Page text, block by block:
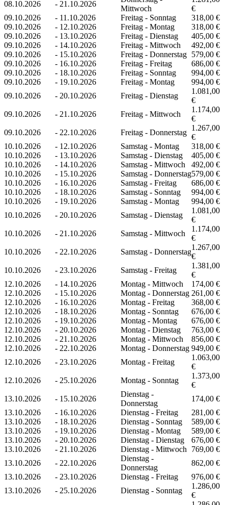
08.10.2026
- 21.10.2026
Mittwoch
€
09.10.2026
- 11.10.2026 Freitag - Sonntag
318,00 €
09.10.2026
- 12.10.2026 Freitag - Montag
318,00 €
09.10.2026
- 13.10.2026 Freitag - Dienstag
405,00 €
09.10.2026
- 14.10.2026 Freitag - Mittwoch
492,00 €
09.10.2026
- 15.10.2026 Freitag - Donnerstag 579,00 €
09.10.2026
- 16.10.2026 Freitag - Freitag
686,00 €
09.10.2026
- 18.10.2026 Freitag - Sonntag
994,00 €
09.10.2026
- 19.10.2026 Freitag - Montag
994,00 €
09.10.2026
- 20.10.2026 Freitag - Dienstag
1.081,00
€
09.10.2026
- 21.10.2026 Freitag - Mittwoch
1.174,00
€
09.10.2026
- 22.10.2026 Freitag - Donnerstag
1.267,00
€
10.10.2026
- 12.10.2026 Samstag - Montag
318,00 €
10.10.2026
- 13.10.2026 Samstag - Dienstag
405,00 €
10.10.2026
- 14.10.2026 Samstag - Mittwoch
492,00 €
10.10.2026
- 15.10.2026 Samstag - Donnerstag579,00 €
10.10.2026
- 16.10.2026 Samstag - Freitag
686,00 €
10.10.2026
- 18.10.2026 Samstag - Sonntag
994,00 €
10.10.2026
- 19.10.2026 Samstag - Montag
994,00 €
10.10.2026
- 20.10.2026 Samstag - Dienstag
1.081,00
€
10.10.2026
- 21.10.2026 Samstag - Mittwoch
1.174,00
€
10.10.2026
- 22.10.2026 Samstag - Donnerstag
1.267,00
€
10.10.2026
- 23.10.2026 Samstag - Freitag
1.381,00
€
12.10.2026
- 14.10.2026 Montag - Mittwoch
174,00 €
12.10.2026
- 15.10.2026 Montag - Donnerstag 261,00 €
12.10.2026
- 16.10.2026 Montag - Freitag
368,00 €
12.10.2026
- 18.10.2026 Montag - Sonntag
676,00 €
12.10.2026
- 19.10.2026 Montag - Montag
676,00 €
12.10.2026
- 20.10.2026 Montag - Dienstag
763,00 €
12.10.2026
- 21.10.2026 Montag - Mittwoch
856,00 €
12.10.2026
- 22.10.2026 Montag - Donnerstag 949,00 €
12.10.2026
- 23.10.2026 Montag - Freitag
1.063,00
€
12.10.2026
- 25.10.2026 Montag - Sonntag
1.373,00
€
13.10.2026
- 15.10.2026
Dienstag -
Donnerstag
174,00 €
13.10.2026
- 16.10.2026 Dienstag - Freitag
281,00 €
13.10.2026
- 18.10.2026 Dienstag - Sonntag
589,00 €
13.10.2026
- 19.10.2026 Dienstag - Montag
589,00 €
13.10.2026
- 20.10.2026 Dienstag - Dienstag
676,00 €
13.10.2026
- 21.10.2026 Dienstag - Mittwoch
769,00 €
13.10.2026
- 22.10.2026
Dienstag -
Donnerstag
862,00 €
13.10.2026
- 23.10.2026 Dienstag - Freitag
976,00 €
13.10.2026
- 25.10.2026 Dienstag - Sonntag
1.286,00
€